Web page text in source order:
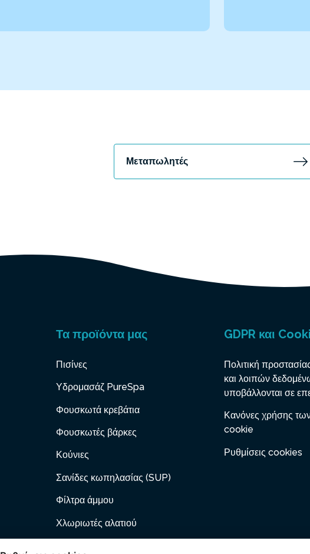
Μεταπωλητές
Τα προϊόντα μας
Πισίνες
Υδρομασάζ PureSpa
Φουσκωτά κρεβάτια
Φουσκωτές βάρκες
Κούνιες
Σανίδες κωπηλασίας (SUP)
Φίλτρα άμμου
Χλωριωτές αλατιού
GDPR και
Πολιτική
και λοιπών
υποβάλλονται σε
Κανόνες χρήσης
cookie
Ρυθμίσεις cookies